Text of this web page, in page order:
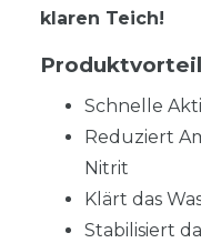
klaren Teich!
Schnelle
Reduziert
Nitrit
Klärt das
Stabilisiert